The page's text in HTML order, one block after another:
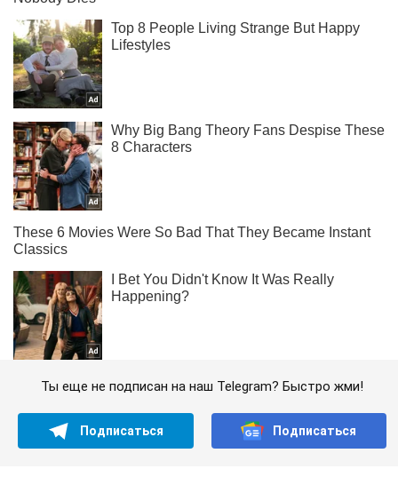
Ты еще не подписан на наш Telegram? Быстро жми!
Подписаться Подписаться